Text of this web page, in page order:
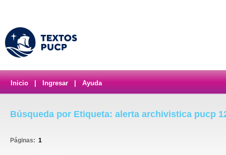
Inicio Ingresar Ayuda
Búsqueda por Etiqueta: alerta archivistica pucp
Páginas: 1